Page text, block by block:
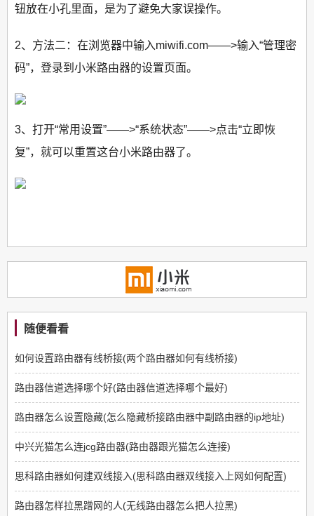
钮放在小孔里面，是为了避免大家误操作。
2、方法二：在浏览器中输入miwifi.com——>输入“管理密
码”，登录到小米路由器的设置页面。
3、打开“常用设置”——>“系统状态”——>点击“立即恢
复”，就可以重置这台小米路由器了。
随便看看
如何设置路由器有线桥接(两个路由器如何有线桥接)
路由器信道选择哪个好(路由器信道选择哪个最好)
路由器怎么设置隐藏(怎么隐藏桥接路由器中副路由器的ip地址)
中兴光猫怎么连jcg路由器(路由器跟光猫怎么连接)
思科路由器如何建双线接入(思科路由器双线接入上网如何配置)
路由器怎样拉黑蹭网的人(无线路由器怎么把人拉黑)